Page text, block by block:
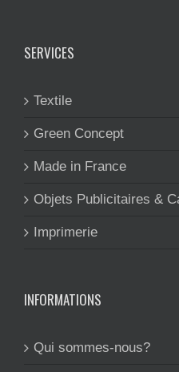
SERVICES
Textile
Green Concept
Made in France
Objets Publicitaires &
Imprimerie
INFORMATIONS
Qui sommes-nous?